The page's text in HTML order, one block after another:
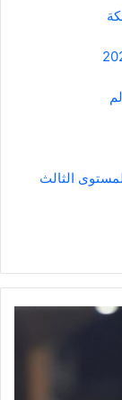
الثالث